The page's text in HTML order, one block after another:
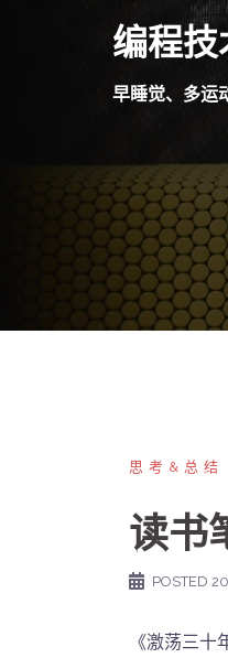
编程
早睡觉、多运
思考&总结
读书
POSTED
《激荡三十